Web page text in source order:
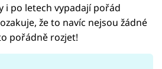
i po letech vypadají pořád
že to navíc nejsou žádné
pořádně rozjet!